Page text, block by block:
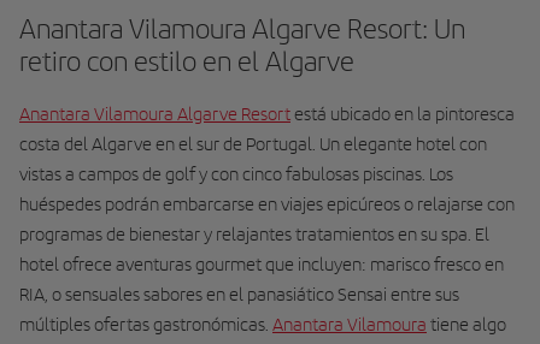
Anantara Vilamoura Algarve Resort: Un
retiro con estilo en el Algarve
Anantara Vilamoura Algarve Resortestá ubicado en la pintoresca
costa del Algarve en el sur de Portugal. Un elegante hotel con
vistas a campos de golf y con cinco fabulosas piscinas. Los
huéspedes podrán embarcarse en viajes epicúreos o relajarse con
programas de bienestar y relajantes tratamientos en su spa. El
hotel ofrece aventuras gourmet que incluyen: marisco fresco en
RIA, o sensuales sabores en el panasiático Sensai entre sus
múltiples ofertas gastronómicas. Anantara Vilamoura tiene algo